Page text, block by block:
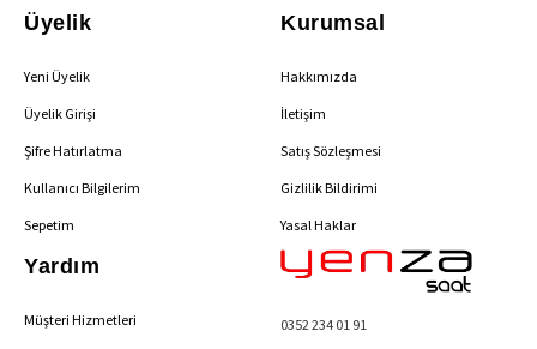
Üyelik
Yeni Üyelik
Üyelik Girişi
Şifre Hatırlatma
Kullanıcı Bilgilerim
Sepetim
Kurumsal
Hakkımızda
İletişim
Satış Sözleşmesi
Gizlilik Bildirimi
Yasal Haklar
Yardım
Müşteri Hizmetleri 0352 234 01 91